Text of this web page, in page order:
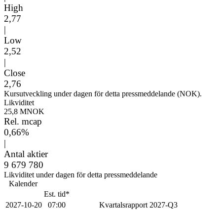
High
2,77
|
Low
2,52
|
Close
2,76
Kursutveckling under dagen för detta pressmeddelande (NOK).
Likviditet
25,8 MNOK
Rel. mcap
0,66%
|
Antal aktier
9 679 780
Likviditet under dagen för detta pressmeddelande
Kalender
Est. tid*
2027-10-20
07:00
Kvartalsrapport 2027-Q3